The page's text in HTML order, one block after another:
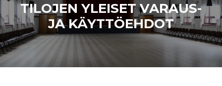
TILOJEN YLEISET VARAUS-
JA KÄYTTÖEHDOT